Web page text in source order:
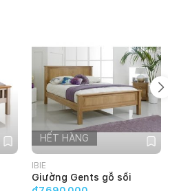
HẾT HÀNG
IBIE
Giường Gents gỗ sồi